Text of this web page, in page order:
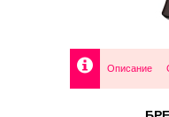
Описание